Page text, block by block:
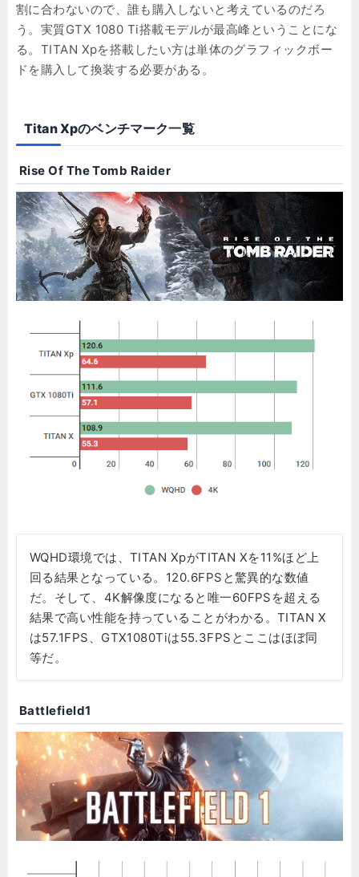
割に合わないので、誰も購入しないと考えているのだろ
う。実質GTX 1080 Ti搭載モデルが最高峰ということにな
る。TITAN Xpを搭載したい方は単体のグラフィックボー
ドを購入して換装する必要がある。
Titan Xpのベンチマーク一覧
Rise Of The Tomb Raider
WQHD環境では、TITAN XpがTITAN Xを11%ほど上
回る結果となっている。120.6FPSと驚異的な数値
だ。そして、4K解像度になると唯一60FPSを超える
結果で高い性能を持っていることがわかる。TITAN X
は57.1FPS、GTX1080Tiは55.3FPSとここはほぼ同
等だ。
Battlefield1